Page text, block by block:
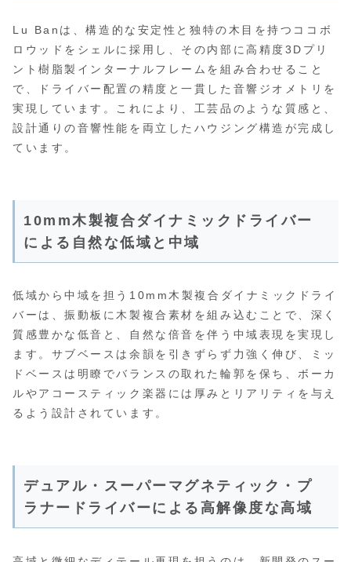
Lu Banは、構造的な安定性と独特の木目を持つココボ
ロウッドをシェルに採用し、その内部に高精度3Dプリ
ント樹脂製インターナルフレームを組み合わせること
で、ドライバー配置の精度と一貫した音響ジオメトリを
実現しています。これにより、工芸品のような質感と、
設計通りの音響性能を両立したハウジング構造が完成し
ています。
10mm木製複合ダイナミックドライバー
による自然な低域と中域
低域から中域を担う10mm木製複合ダイナミックドライ
バーは、振動板に木製複合素材を組み込むことで、深く
質感豊かな低音と、自然な倍音を伴う中域表現を実現し
ます。サブベースは余韻を引きずらず力強く伸び、ミッ
ドベースは明瞭でバランスの取れた輪郭を保ち、ボーカ
ルやアコースティック楽器には厚みとリアリティを与え
るよう設計されています。
デュアル・スーパーマグネティック・プ
ラナードライバーによる高解像度な高域